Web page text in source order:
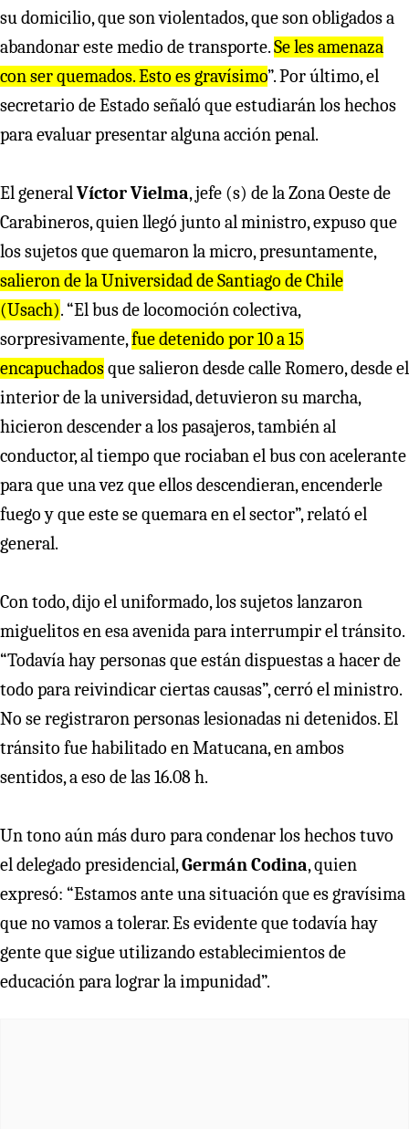
su domicilio, que son violentados, que son obligados a
abandonar este medio de transporte.Se les amenaza
con ser quemados. Esto es gravísimo”. Por último, el
secretario de Estado señaló que estudiarán los hechos
para evaluar presentar alguna acción penal.
El generalVíctor Vielma, jefe (s) de la Zona Oeste de
Carabineros, quien llegó junto al ministro, expuso que
los sujetos que quemaron la micro, presuntamente,
salieron de la Universidad de Santiago de Chile
(Usach). “El bus de locomoción colectiva,
sorpresivamente,fue detenido por 10 a 15
encapuchadosque salieron desde calle Romero, desde el
interior de la universidad, detuvieron su marcha,
hicieron descender a los pasajeros, también al
conductor, al tiempo que rociaban el bus con acelerante
para que una vez que ellos descendieran, encenderle
fuego y que este se quemara en el sector”, relató el
general.
Con todo, dijo el uniformado, los sujetos lanzaron
miguelitos en esa avenida para interrumpir el tránsito.
“Todavía hay personas que están dispuestas a hacer de
todo para reivindicar ciertas causas”, cerró el ministro.
No se registraron personas lesionadas ni detenidos. El
tránsito fue habilitado en Matucana, en ambos
sentidos, a eso de las 16.08 h.
Un tono aún más duro para condenar los hechos tuvo
el delegado presidencial,Germán Codina, quien
expresó: “Estamos ante una situación que es gravísima
que no vamos a tolerar. Es evidente que todavía hay
gente que sigue utilizando establecimientos de
educación para lograr la impunidad”.